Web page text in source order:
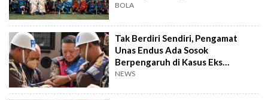
BOLA
Tak Berdiri Sendiri, Pengamat
Unas Endus Ada Sosok
Berpengaruh di Kasus Eks
Jampidsus
NEWS